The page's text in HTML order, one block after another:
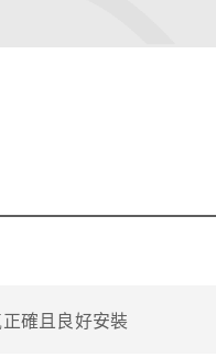
確且良好安裝